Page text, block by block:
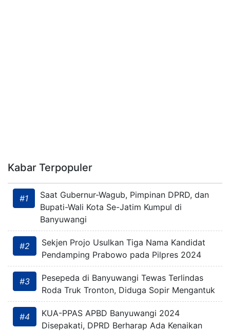
Kabar Terpopuler
#1
Saat Gubernur-Wagub, Pimpinan DPRD, dan
Bupati-Wali Kota Se-Jatim Kumpul di
Banyuwangi
#2
Sekjen Projo Usulkan Tiga Nama Kandidat
Pendamping Prabowo pada Pilpres 2024
#3
Pesepeda di Banyuwangi Tewas Terlindas
Roda Truk Tronton, Diduga Sopir Mengantuk
#4
KUA-PPAS APBD Banyuwangi 2024
Disepakati, DPRD Berharap Ada Kenaikan